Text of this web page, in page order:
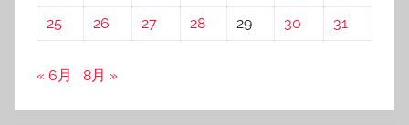
25
26 27 28 29 30 31
« 6月 8月 »